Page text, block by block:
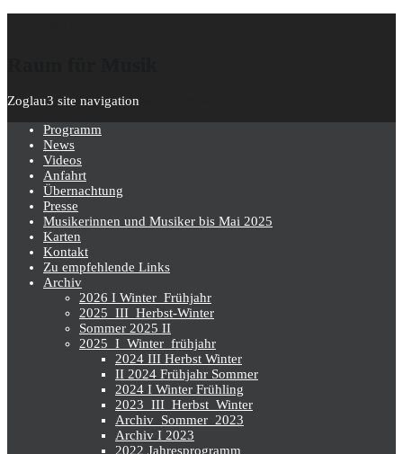
Zoglau3 site navigation
Programm
News
Videos
Anfahrt
Übernachtung
Presse
Musikerinnen und Musiker bis Mai 2025
Karten
Kontakt
Zu empfehlende Links
Archiv
2026 I Winter_Frühjahr
2025_III_Herbst-Winter
Sommer 2025 II
2025_I_Winter_frühjahr
2024 III Herbst Winter
II 2024 Frühjahr Sommer
2024 I Winter Frühling
2023_III_Herbst_Winter
Archiv_Sommer_2023
Archiv I 2023
2022 Jahresprogramm